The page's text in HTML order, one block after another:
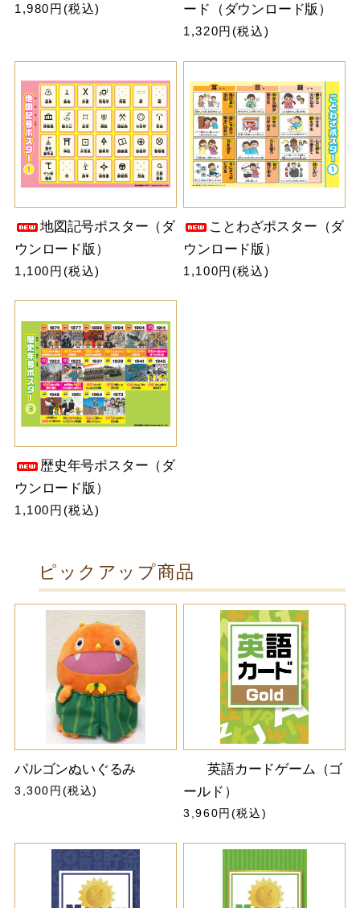
1,980円(税込)
ード（ダウンロード版）
1,320円(税込)
地図記号ポスター（ダ
ウンロード版）
1,100円(税込)
ことわざポスター（ダ
ウンロード版）
1,100円(税込)
歴史年号ポスター（ダ
ウンロード版）
1,100円(税込)
ピックアップ商品
パルゴンぬいぐるみ
3,300円(税込)
英語カードゲーム（ゴ
ールド）
3,960円(税込)